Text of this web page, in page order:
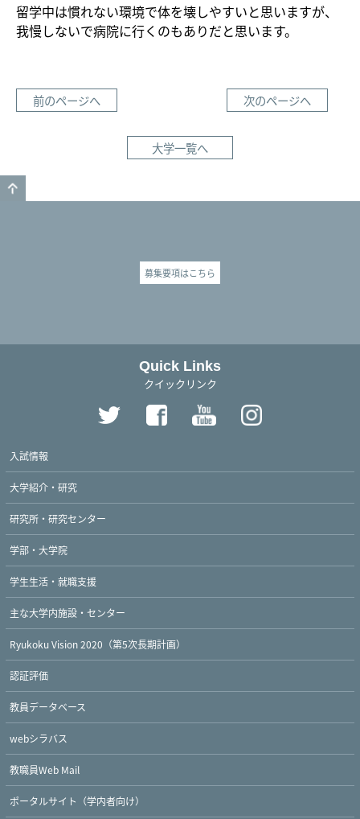
留学中は慣れない環境で体を壊しやすいと思いますが、
我慢しないで病院に行くのもありだと思います。
前のページへ 次のページへ
大学一覧へ
募集要項はこちら
Quick Links
クイックリンク
入試情報
大学紹介・研究
研究所・研究センター
学部・大学院
学生生活・就職支援
主な大学内施設・センター
Ryukoku Vision 2020（第5次長期計画）
認証評価
教員データベース
webシラバス
教職員Web Mail
ポータルサイト（学内者向け）